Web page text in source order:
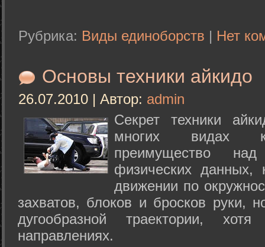
Рубрика: Виды единоборств | Нет
Основы техники айкидо
26.07.2010 | Автор: admin
Секрет техники
многих видах
преимущество
физических данных,
движении по
захватов, блоков и бросков руки,
дугообразной траектории,
направлениях.